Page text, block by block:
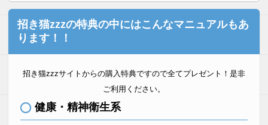
招き猫zzzの特典の中にはこんなマニュアルもあ
ります！！
招き猫zzzサイトからの購入特典ですので全てプレゼント！是非
ご利用ください。
健康・精神衛生系